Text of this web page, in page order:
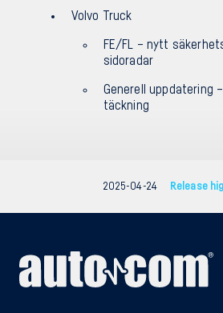
Volvo Truck
FE/FL – nytt
sidoradar
Generell uppdatering
täckning
2025-04-24 Release